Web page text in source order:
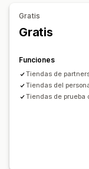
Gratis
Gratis
Funciones
Tiendas de
Tiendas del
Tiendas de prueba